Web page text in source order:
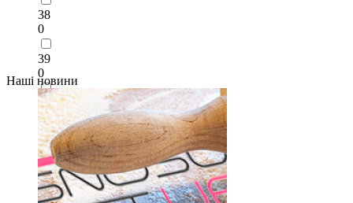
38
0
39
0
40
0
41
0
42
Наші новини